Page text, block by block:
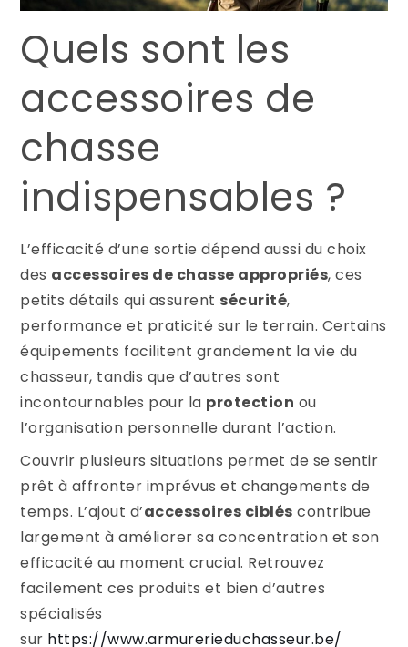
Quels sont les
accessoires de
chasse
indispensables ?
L’efficacité d’une sortie dépend aussi du choix
des accessoires de chasse appropriés, ces
petits détails qui assurent sécurité,
performance et praticité sur le terrain. Certains
équipements facilitent grandement la vie du
chasseur, tandis que d’autres sont
incontournables pour la protection ou
l’organisation personnelle durant l’action.
Couvrir plusieurs situations permet de se sentir
prêt à affronter imprévus et changements de
temps. L’ajout d’accessoires ciblés contribue
largement à améliorer sa concentration et son
efficacité au moment crucial. Retrouvez
facilement ces produits et bien d’autres
spécialisés
sur https://www.armurerieduchasseur.be/